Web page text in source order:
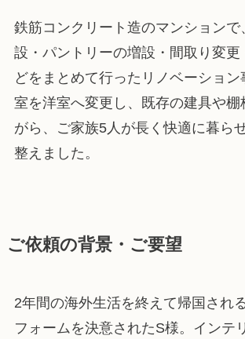
鉄筋コンクリート造のマンションで
設・パントリーの増設・間取り変更
どをまとめて行ったリノベーション
室を洋室へ変更し、既存の建具や棚
がら、ご家族5人が長く快適に暮ら
整えました。
ご依頼の背景・ご要望
2年間の海外生活を終えて帰国され
フォームを決意されたS様。インテ